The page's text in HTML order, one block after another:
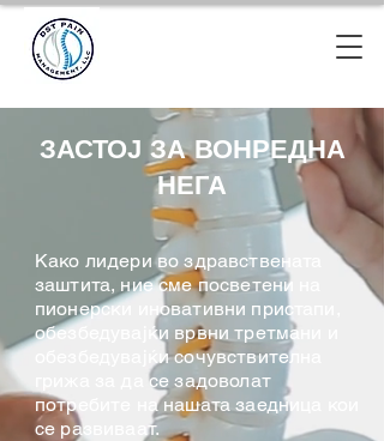
ЗАСТОЈ ЗА ВОНРЕДНА
НЕГА
Како лидери во здравствената
заштита, ние сме посветени на
пионерски иновативни пристапи,
обезбедувајќи врвни третмани и
обезбедувајќи сочувствителна
грижа за да се задоволат
потребите на нашата заедница кои
се развиваат.